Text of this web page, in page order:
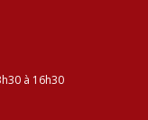
à 16h30